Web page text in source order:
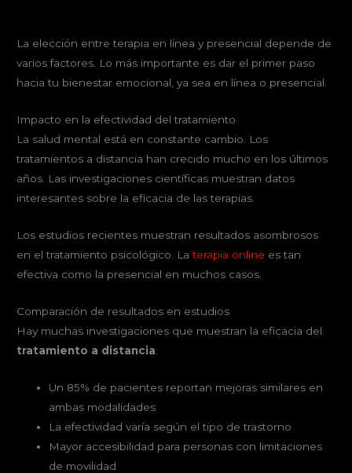
La elección entre terapia en línea y presencial depende de
varios factores. Lo más importante es dar el primer paso
hacia tu bienestar emocional, ya sea en línea o presencial.
Impacto en la efectividad del tratamiento
La salud mental está en constante cambio. Los
tratamientos a distancia han crecido mucho en los últimos
años. Las investigaciones científicas muestran datos
interesantes sobre la eficacia de las terapias.
Los estudios recientes muestran resultados asombrosos
en el tratamiento psicológico. Laterapia online es tan
efectiva como la presencial en muchos casos.
Comparación de resultados en estudios
Hay muchas investigaciones que muestran la eficacia del
tratamiento a distancia:
Un 85% de pacientes reportan mejoras similares en
ambas modalidades
La efectividad varía según el tipo de trastorno
Mayor accesibilidad para personas con limitaciones
de movilidad